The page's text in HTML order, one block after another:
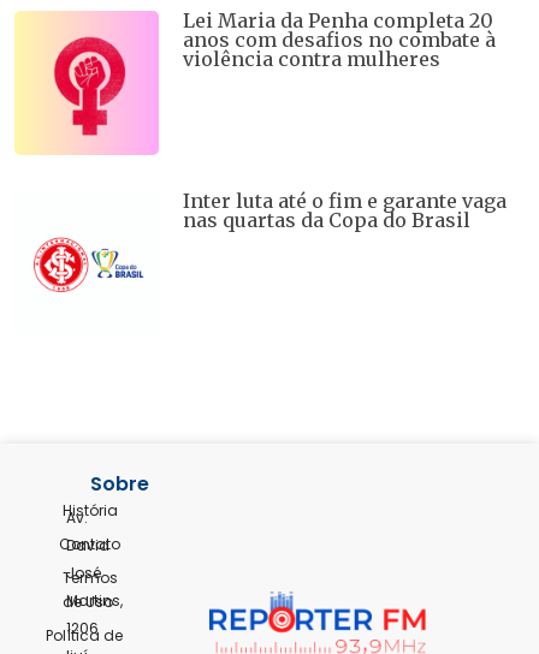
Lei Maria da Penha completa 20
anos com desafios no combate à
violência contra mulheres
Inter luta até o fim e garante vaga
nas quartas da Copa do Brasil
Av.
David
José
Martins,
1206
Sobre
História
Contato
Termos
de Uso
Política de